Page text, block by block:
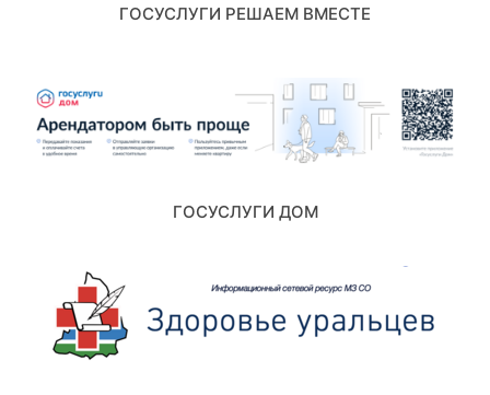
ГОСУСЛУГИ РЕШАЕМ ВМЕСТЕ
ГОСУСЛУГИ ДОМ